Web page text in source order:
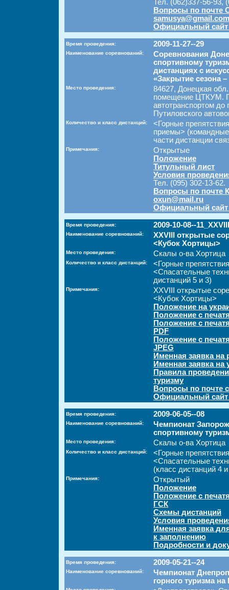
Тел. (062)337-56-93,
Вопросы по почте
samusya@gmail.com
Официальный сайт
Время проведения: 2009-11-27--29
Наименование соревнований:
Соревнования
спортивному
дистанциях с
«Закрытие сезона –
Место проведения:
84627, Донецкая
помещение ЦТКУМ.
автотранспортом до
Путиловского
Количество и класс дистанций:
<Горные
приемы>
части дистанции
Примечания:
Открытые
Положение
Титульный лист
Условия
Тел. (095) 302-13-62.
Вопросы по почте
oxun@mail.ru
Официальный сайт
Время проведения: 2009-10-08--11_XXVIII
Наименование соревнований:
XXVIII открытые
<Кубок Хортицы>
Место проведения: Скалы о-ва Хортица
Количество и класс дистанций:
<Горные
<Спасательные
дистанций 5 и 3)
Примечания:
XXVIII открытые
<Кубок Хортицы>
Положение на
Положение с
Положение с
PDF
Положение с
JPEG
Именная заявка на
Именная заявка на
Правила
туризму
Вопросы по почте
Официальный сайт
Время проведения: 2009-06-05--08
Наименование соревнований:
Чемпионат
спортивному
Место проведения: Скалы о-ва Хортица
Количество и класс дистанций:
<Горные
<Спасательные
(класс дистанций 4
Примечания:
Открытый
Положение
Положение с
ГСК
Схемы дистанций
Условия
Именная заявка
к заполнению
Подробности и
Время проведения: 2009-05-21--24
Наименование соревнований:
Чемпионат
горного туризма